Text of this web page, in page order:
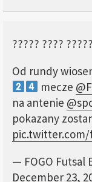
????? ????
Od rundy
mecze
na antenie
pokazany
pic.twitter.com/
— FOGO Futsal
December 23,